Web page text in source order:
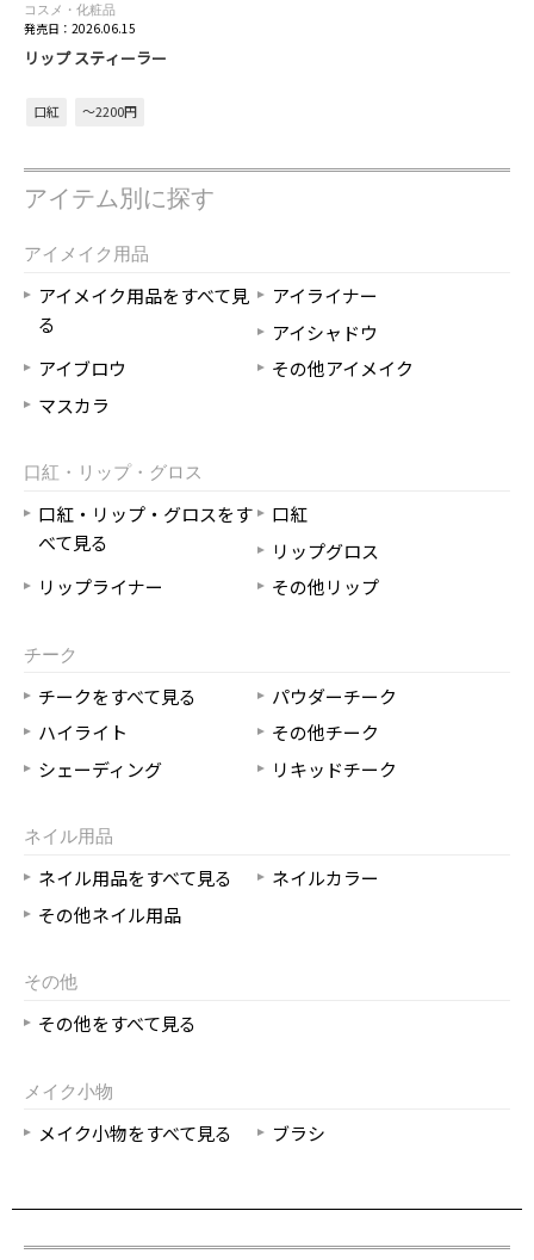
コスメ・化粧品
発売日：2026.06.15
リップ スティーラー
口紅 ～2200円
アイテム別に探す
アイメイク用品
アイメイク用品をすべて見
る
アイライナー
アイシャドウ
アイブロウ
その他アイメイク
マスカラ
口紅・リップ・グロス
口紅・リップ・グロスをす
べて見る
口紅
リップグロス
リップライナー
その他リップ
チーク
チークをすべて見る
パウダーチーク
ハイライト
その他チーク
シェーディング
リキッドチーク
ネイル用品
ネイル用品をすべて見る
ネイルカラー
その他ネイル用品
その他
その他をすべて見る
メイク小物
メイク小物をすべて見る ブラシ